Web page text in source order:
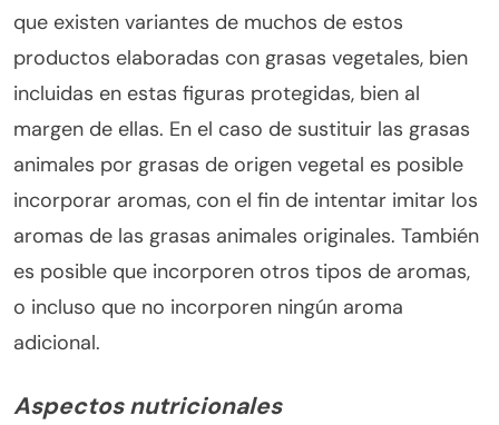
que existen variantes de muchos de estos
productos elaboradas con grasas vegetales, bien
incluidas en estas figuras protegidas, bien al
margen de ellas. En el caso de sustituir las grasas
animales por grasas de origen vegetal es posible
incorporar aromas, con el fin de intentar imitar los
aromas de las grasas animales originales. También
es posible que incorporen otros tipos de aromas,
o incluso que no incorporen ningún aroma
adicional.
Aspectos nutricionales